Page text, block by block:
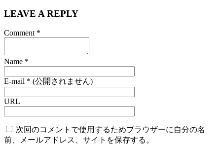
LEAVE A REPLY
Comment *
Name *
E-mail * (公開されません)
URL
次回のコメントで使用するためブラウザーに自分の名
前、メールアドレス、サイトを保存する。